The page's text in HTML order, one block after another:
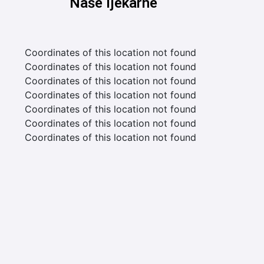
Coordinates of this location not found
Coordinates of this location not found
Coordinates of this location not found
Coordinates of this location not found
Coordinates of this location not found
Coordinates of this location not found
Coordinates of this location not found